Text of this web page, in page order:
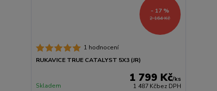
2 164 Kč
- 17 %
1 hodnocení
RUKAVICE TRUE CATALYST 5X3 (JR)
1 799 Kč/ks
1 487 Kčbez DPH
Skladem